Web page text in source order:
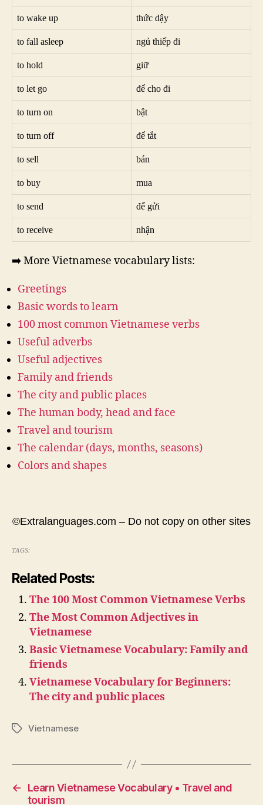
to wake up thức dậy
to fall asleep ngủ thiếp đi
to hold giữ
to let go để cho đi
to turn on bật
to turn off để tắt
to sell bán
to buy mua
to send để gửi
to receive nhận
➡️ More Vietnamese vocabulary lists:
Greetings
Basic words to learn
100 most common Vietnamese verbs
Useful adverbs
Useful adjectives
Family and friends
The city and public places
The human body, head and face
Travel and tourism
The calendar (days, months, seasons)
Colors and shapes
©Extralanguages.com – Do not copy on other sites
TAGS:
Related Posts:
The 100 Most Common Vietnamese Verbs
The Most Common Adjectives in
Vietnamese
Basic Vietnamese Vocabulary: Family and
friends
Vietnamese Vocabulary for Beginners:
The city and public places
TagsVietnamese
←
Learn Vietnamese Vocabulary • Travel and
tourism